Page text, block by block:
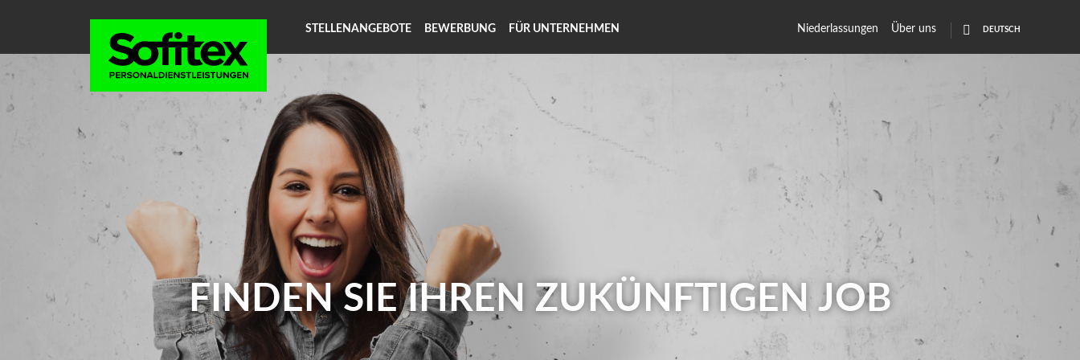
Direkt zum Inhalt springen
STELLENANGEBOTE BEWERBUNG FÜR UNTERNEHMEN Niederlassungen Über uns
FINDEN SIE IHREN ZUKÜNFTIGEN JOB